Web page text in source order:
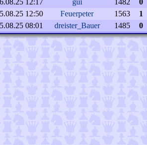
12:17
gui 1482
0
12:50
Feuerpeter 1563
1
08:01
dreister_Bauer 1485 0